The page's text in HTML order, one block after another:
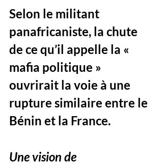
Selon le militant
panafricaniste, la chute
de ce qu’il appelle la «
mafia politique »
ouvrirait la voie à une
rupture similaire entre le
Bénin et la France.
Une vision de